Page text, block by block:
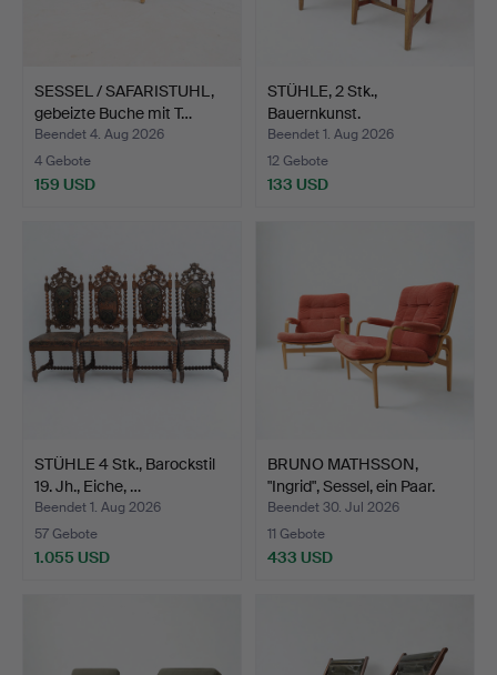
SESSEL / SAFARISTUHL,
gebeizte Buche mit T…
Beendet 4. Aug 2026
4 Gebote
159 USD
STÜHLE, 2 Stk.,
Bauernkunst.
Beendet 1. Aug 2026
12 Gebote
133 USD
STÜHLE 4 Stk., Barockstil
19. Jh., Eiche, …
Beendet 1. Aug 2026
57 Gebote
1.055 USD
BRUNO MATHSSON,
"Ingrid", Sessel, ein Paar.
Beendet 30. Jul 2026
11 Gebote
433 USD